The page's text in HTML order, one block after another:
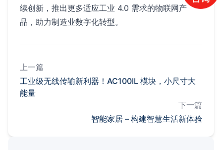
续创新，推出更多适应工业 4.0 需求的物联网产
品，助力制造业数字化转型。
上一篇
工业级无线传输新利器！AC100IL 模块，小尺寸大
能量
下一篇
智能家居 – 构建智慧生活新体验